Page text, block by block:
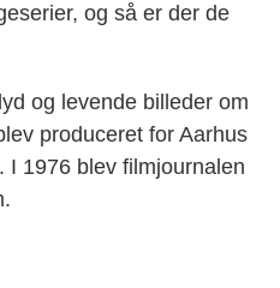
og så er der de
og levende billeder om
produceret for Aarhus
I 1976 blev filmjournalen